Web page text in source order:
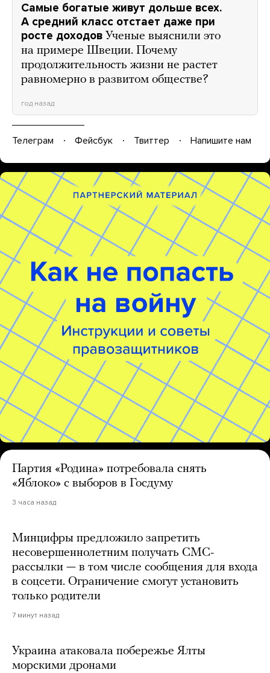
Самые богатые живут дольше всех.
А средний класс отстает даже при
росте доходов Ученые выяснили это
на примере Швеции. Почему
продолжительность жизни не растет
равномерно в развитом обществе?
год назад
Телеграм Фейсбук Твиттер Напишите нам
Партия «Родина» потребовала снять
«Яблоко» с выборов в Госдуму
3 часа назад
Минцифры предложило запретить
несовершеннолетним получать СМС-
рассылки — в том числе сообщения для входа
в соцсети. Ограничение смогут установить
только родители
7 минут назад
Украина атаковала побережье Ялты
морскими дронами